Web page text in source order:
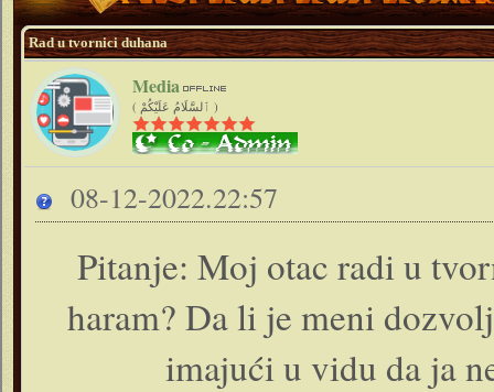
Rad u tvornici duhana
Media
( ٱلسَّلَامُ عَلَيْكُمْ )
08-12-2022.22:57
Pitanje: Moj otac radi u
haram? Da li je meni
imajući u vidu da ja